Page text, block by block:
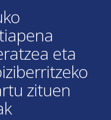
eta
zituen